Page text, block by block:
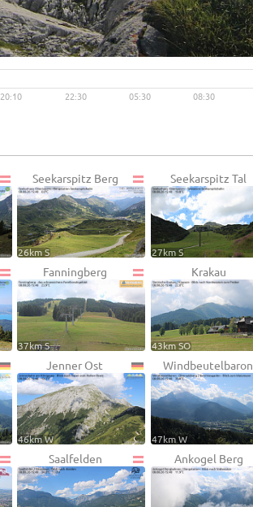
View
20:10 22:30 05:30 08:30
Seekarspitz Berg
26km S
Seekarspitz Tal
27km S
Fanningberg
37km S
Krakau
43km SO
Jenner Ost
46km W
Windbeutelbaron
47km W
Saalfelden Ankogel Berg